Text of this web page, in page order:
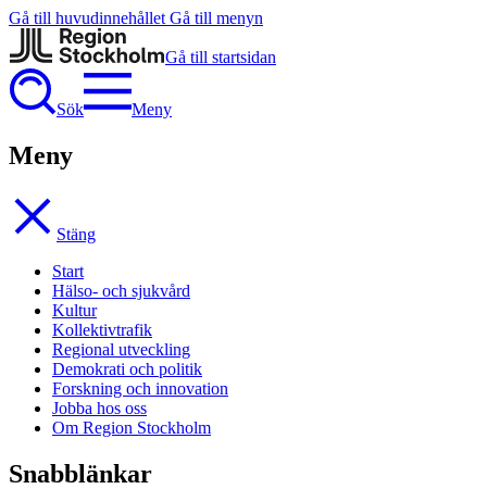
Gå till huvudinnehållet Gå till menyn
Gå till startsidan
Sök Meny
Meny
Stäng
Start
Hälso- och sjukvård
Kultur
Kollektivtrafik
Regional utveckling
Demokrati och politik
Forskning och innovation
Jobba hos oss
Om Region Stockholm
Snabblänkar